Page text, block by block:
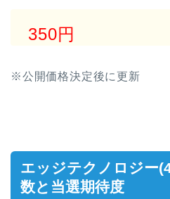
350円
※公開価格決定後に更新
エッジテクノロジー
数と当選期待度